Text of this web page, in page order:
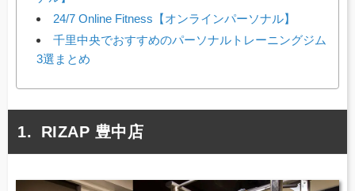
24/7 Online Fitness【オンラインパーソナル】
千里中央でおすすめのパーソナルトレーニングジム
3選まとめ
RIZAP 豊中店